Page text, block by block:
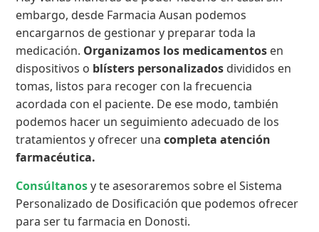
embargo, desde Farmacia Ausan podemos
encargarnos de gestionar y preparar toda la
medicación. Organizamos los medicamentos en
dispositivos o blísters personalizados divididos en
tomas, listos para recoger con la frecuencia
acordada con el paciente. De ese modo, también
podemos hacer un seguimiento adecuado de los
tratamientos y ofrecer unacompleta atención
farmacéutica.
Consúltanosy te asesoraremos sobre el Sistema
Personalizado de Dosificación que podemos ofrecer
para ser tu farmacia en Donosti.